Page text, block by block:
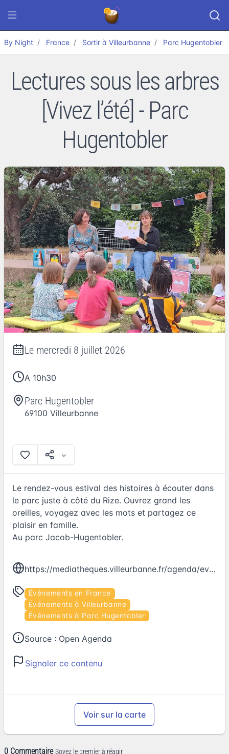
By Night France Sortir à Villeurbanne Parc Hugentobler
Lectures sous les arbres
[Vivez l’été] - Parc
Hugentobler
Le mercredi 8 juillet 2026
A 10h30
Parc Hugentobler
69100 Villeurbanne
Le rendez-vous estival des histoires à écouter dans
le parc juste à côté du Rize. Ouvrez grand les
oreilles, voyagez avec les mots et partagez ce
plaisir en famille.
Au parc Jacob-Hugentobler.
https://mediatheques.villeurbanne.fr/agenda/events/lectures-sous-les-arbres-vivez-lete-18/
Événements en France
Événements à Villeurbanne
Événements à Parc Hugentobler
Source : Open Agenda
Signaler ce contenu
Voir sur la carte
0 Commentaire Soyez le premier à réagir